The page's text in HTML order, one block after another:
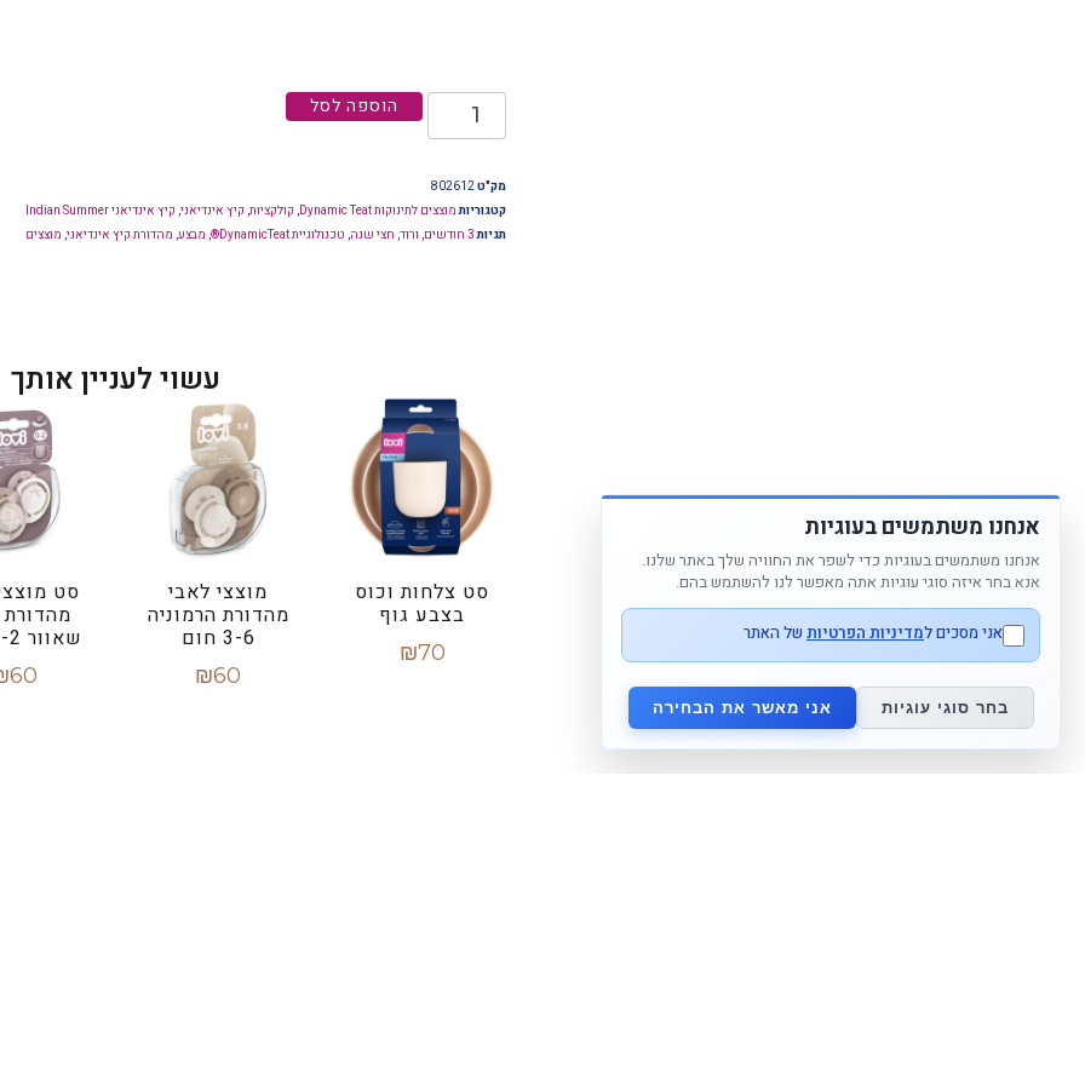
הוספה לסל
מק"ט802612
קטגוריות מוצצים לתינוקות Dynamic Teat , קולקציות, קיץ אינדיאני, קיץ אינדיאני Indian Summer
תגיות 3 חודשים , ורוד, חצי שנה, טכנולוגיית DynamicTeat® , מבצע, מהדורת קיץ אינדיאני, מוצצים
עשוי לעניין אותך
סט צלחות וכוס
בצבע גוף
₪70
מוצצי לאבי
מהדורת הרמוניה
3-6 חום
₪60
סט
מהדורת
שאוור 0-2 ורוד
60
אנחנו משתמשים בעוגיות
אנחנו משתמשים בעוגיות כדי לשפר את החוויה שלך באתר שלנו.
אנא בחר איזה סוגי עוגיות אתה מאפשר לנו להשתמש בהם.
אני מסכים למדיניות הפרטיות של האתר
בחר סוגי עוגיות אני מאשר את הבחירה